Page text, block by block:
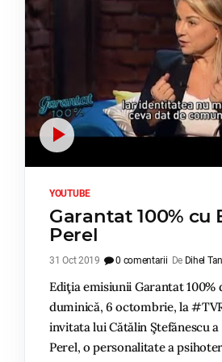
YOUTUBE
Garantat 100% cu
Perel
31 Oct 2019 0 comentarii De Dihel
Ediţia emisiunii Garantat 100%
duminică, 6 octombrie, la
invitata lui Cătălin Ştefănescu
Perel, o personalitate a